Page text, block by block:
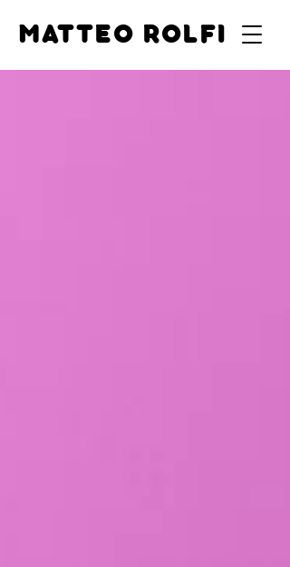
MATTEO ROLFI